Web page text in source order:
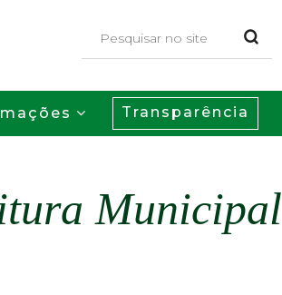
Transparência
Municipal